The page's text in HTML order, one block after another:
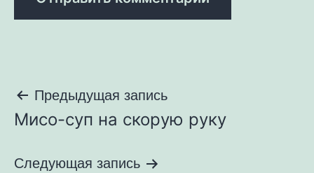
Навигация
по
записям
Предыдущая запись
Мисо-суп на скорую руку
Следующая запись